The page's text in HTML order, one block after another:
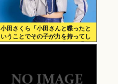
小田さくら「小田さんと喋ったと
いうことでその子が力を持ってし
まわないように、研修生とは喋ら